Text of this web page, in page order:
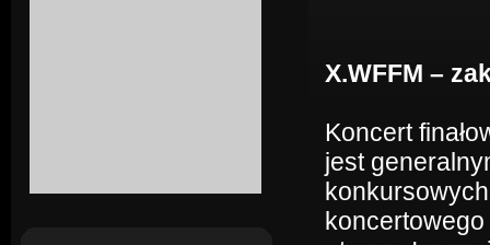
X.WFFM –
Koncert
jest